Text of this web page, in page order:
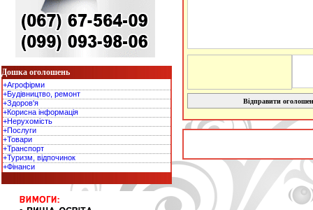
Дошка оголошень
+Агрофірми
+Будівництво, ремонт
+Здоров'я
+Корисна інформація
+Нерухомість
+Послуги
+Товари
+Транспорт
+Туризм, відпочинок
+Фінанси
Відправити